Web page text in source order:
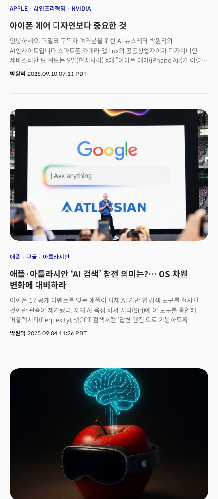
APPLE AI인프라혁명 NVIDIA
아이폰 에어 디자인보다 중요한 것
안녕하세요, 더밀크 구독자 여러분을 위한 AI 뉴스레터 박원익의
AI인사이트입니다.스마트폰 카메라 앱 Lux의 공동창업자이자 디자이너인
세바스티안 드 위드는 9일(현지시각) X에 “아이폰 에어(iPhone Air)가 이렇게
멋질 줄 몰랐다. 프로와 에어 둘 중 하나를 고르기가 어려울 것 같다”고
디자인으로 이날 공개된 제품 중 가장 큰 관심을 받았습니다.하지만 눈에
보이는 디자인보다 더 중요한 게 있습니다. 새 제품에 적용된 애플 실리콘,
A19 Pro, N1, C1X 칩입니다. 배터리 용량을 줄여 슬림한 스마트폰을
만들려면 강력한 성능을 내면서도 전력 소모가 적은 칩이 필수죠. ‘실시간
번역’ 등 스마트폰 핵심 기능으로 자리잡고 있는 생성형 AI 기능을 구동하기
위해서도 칩 성능의 뒷받침이 필요합니다. 애플 뿐만 아닙니다. AI 혁명이
가속화할수록 이와 같은 AI 반도체, AI 인프라의 중요성이 커지고 있습니다.
미래 경쟁력을 좌우할 AI 인프라 기술, 산업은 어떻게 변화할까요?
박원익 2025.09.10 07:11 PDT
애플 구글 아틀라시안
애플·아틀라시안 ‘AI 검색’ 참전 의미는?… OS 차원
변화에 대비하라
아이폰 17 공개 이벤트를 앞둔 애플이 자체 AI 기반 웹 검색 도구를 출시할
것이란 관측이 제기됐다. 자체 AI 음성 비서 시리(Siri)에 이 도구를 통합해
퍼플렉시티(Perplexity), 챗GPT 검색처럼 ‘답변 엔진’으로 기능하도록
만든다는 것. 법원이 지난 2일(현지시각) 검색 시장 경쟁을 촉진하기 위해
21%를 차지한 소프트웨어 강자 아틀라시안(Atlassian)이 AI 기능을 갖춘 웹
브라우저 개발사 더 브라우저 컴퍼니(The Browser Co.)를 인수한다고
발표하며 경쟁에 기름을 부었다.두 사건은 결코 별개의 움직임이 아니다. 지난
20년간 구글이 독점적으로 지배해 온 검색 시장의 패러다임이 AI를 이용해
직접 답을 주는 답변 엔진으로 빠르게 전환되고 있음을 시사하는 중요한
박원익 2025.09.04 11:26 PDT